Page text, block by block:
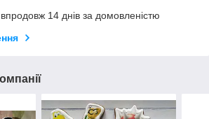
14 днів за домовленістю